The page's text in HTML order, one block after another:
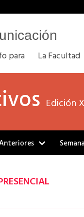
para La Facultad
Edición